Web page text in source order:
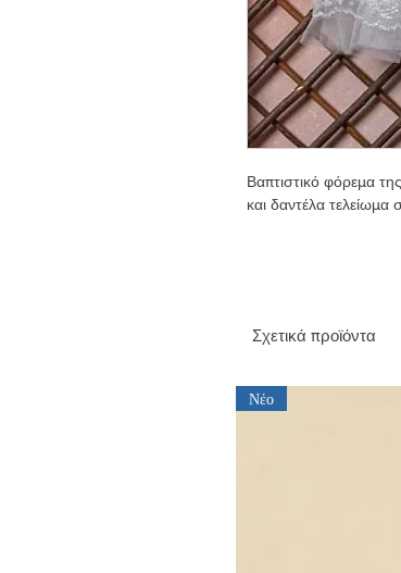
Βαπτιστικό φόρεμα
και δαντέλα τελείωμα
Σχετικά προϊόντα
Νέο